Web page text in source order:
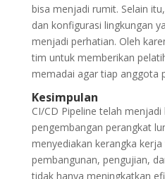
bisa menjadi rumit. Selain
dan konfigurasi lingkungan
menjadi perhatian. Oleh
tim untuk memberikan
memadai agar tiap anggota
Kesimpulan
CI/CD Pipeline telah
pengembangan perangkat
menyediakan kerangka
pembangunan, pengujian,
tidak hanya meningkatkan